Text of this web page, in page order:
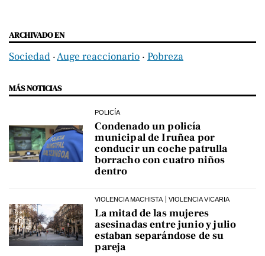
ARCHIVADO EN
Sociedad ‧Auge reaccionario ‧ Pobreza
MÁS NOTICIAS
POLICÍA
Condenado un policía
municipal de Iruñea por
conducir un coche patrulla
borracho con cuatro niños
dentro
VIOLENCIA MACHISTA VIOLENCIA VICARIA
La mitad de las mujeres
asesinadas entre junio y julio
estaban separándose de su
pareja